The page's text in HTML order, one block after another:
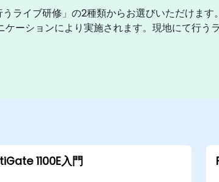
ライブ研修」の2種類からお選びいただけま
ケーションにより実施されます。現地にて行う
1100E入門